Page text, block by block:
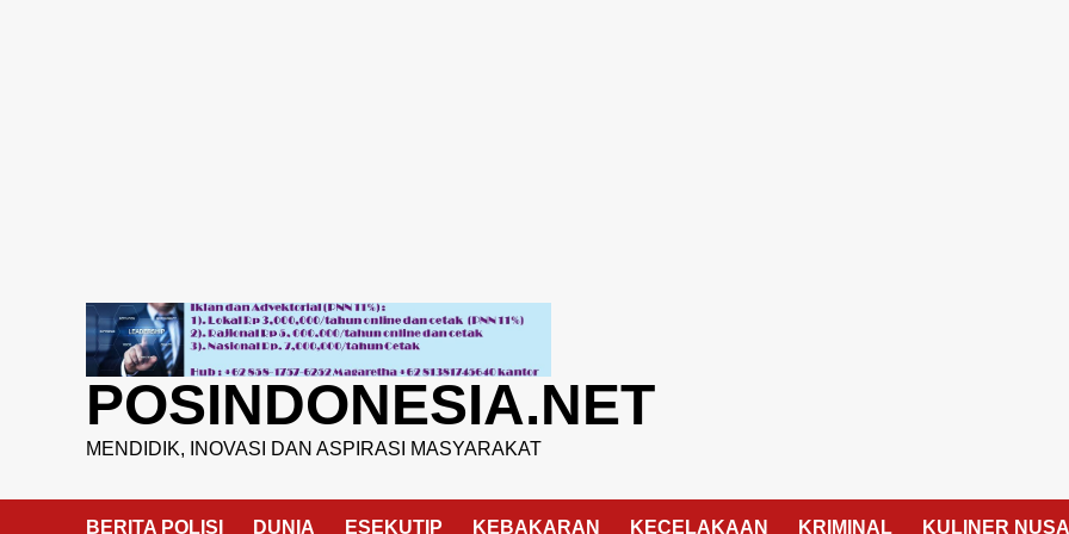
POSINDONESIA.NET
MENDIDIK, INOVASI DAN ASPIRASI MASYARAKAT
BERITA POLISI DUNIA ESEKUTIP KEBAKARAN KECELAKAAN KRIMINAL KULINER